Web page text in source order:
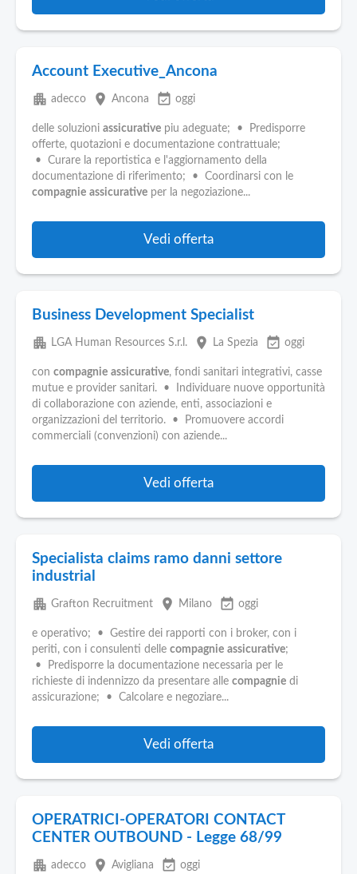
Account Executive_Ancona
apartment adecco place Ancona event_available oggi
delle soluzioni assicurative piu adeguate; • Predisporre
offerte, quotazioni e documentazione contrattuale;
• Curare la reportistica e l'aggiornamento della
documentazione di riferimento; • Coordinarsi con le
compagnie assicurative per la negoziazione...
Vedi offerta
Business Development Specialist
apartment LGA Human Resources S.r.l. place La Spezia event_available oggi
con compagnie assicurative, fondi sanitari integrativi, casse
mutue e provider sanitari. • Individuare nuove opportunità
di collaborazione con aziende, enti, associazioni e
organizzazioni del territorio. • Promuovere accordi
commerciali (convenzioni) con aziende...
Vedi offerta
Specialista claims ramo danni settore
industrial
apartment Grafton Recruitment place Milano event_available oggi
e operativo; • Gestire dei rapporti con i broker, con i
periti, con i consulenti delle compagnie assicurative;
• Predisporre la documentazione necessaria per le
richieste di indennizzo da presentare alle compagnie di
assicurazione; • Calcolare e negoziare...
Vedi offerta
OPERATRICI-OPERATORI CONTACT
CENTER OUTBOUND - Legge 68/99
apartment adecco place Avigliana event_available oggi